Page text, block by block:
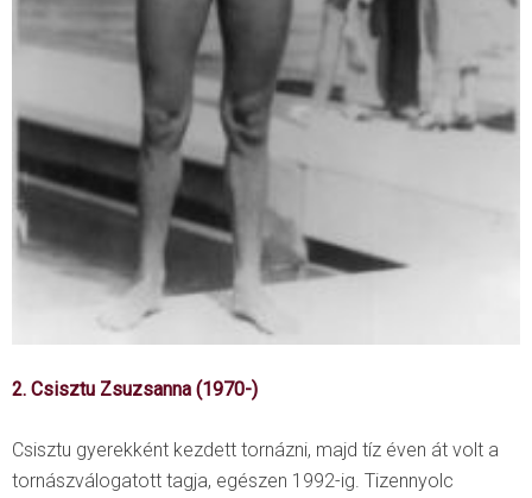
2. Csisztu Zsuzsanna (1970-)
Csisztu gyerekként kezdett tornázni, majd tíz éven át volt a
tornászválogatott tagja, egészen 1992-ig. Tizennyolc